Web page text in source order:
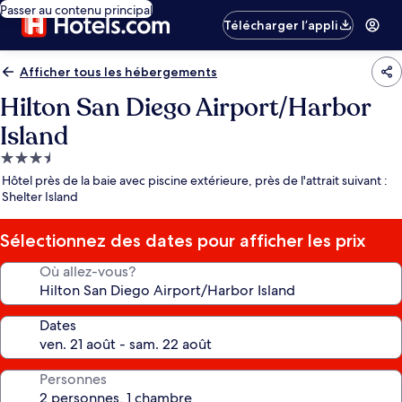
Passer au contenu principal
Télécharger l’appli
Afficher tous les hébergements
Hilton San Diego Airport/Harbor
Island
Hébergement
3.5 étoiles
Hôtel près de la baie avec piscine extérieure, près de l'attrait suivant :
Shelter Island
Sélectionnez des dates pour afficher les prix
Où allez-vous?
Dates
Personnes